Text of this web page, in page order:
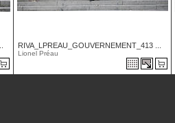
RIVA_LPREAU_GOUVERNEMENT_413 ...
Lionel Préau